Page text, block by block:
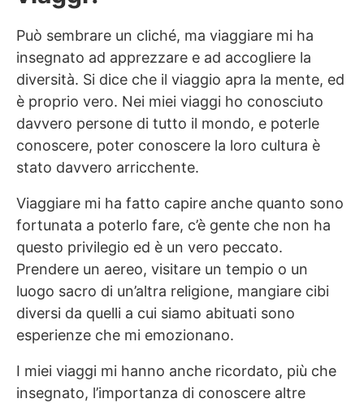
Può sembrare un cliché, ma viaggiare mi ha
insegnato ad apprezzare e ad accogliere la
diversità. Si dice che il viaggio apra la mente, ed
è proprio vero. Nei miei viaggi ho conosciuto
davvero persone di tutto il mondo, e poterle
conoscere, poter conoscere la loro cultura è
stato davvero arricchente.
Viaggiare mi ha fatto capire anche quanto sono
fortunata a poterlo fare, c’è gente che non ha
questo privilegio ed è un vero peccato.
Prendere un aereo, visitare un tempio o un
luogo sacro di un’altra religione, mangiare cibi
diversi da quelli a cui siamo abituati sono
esperienze che mi emozionano.
I miei viaggi mi hanno anche ricordato, più che
insegnato, l’importanza di conoscere altre